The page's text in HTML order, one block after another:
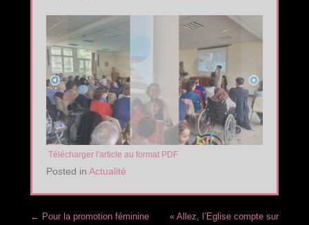
Télécharger l'article au format PDF
Posted in Actualité
Post navigation
← Pour la promotion féminine
« Allez, l’Eglise compte sur